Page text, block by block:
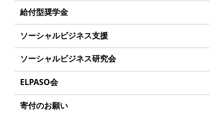
丸和育志会の目指す未来
学生のみなさんへ
起業を考えているみなさんへ
応援したいみなさんへ
理念
組織
年間スケジュール
定款
給付型奨学金
事業方針
募集要項
給付型奨学金とは
ソーシャルビジネス支援
事業方針
募集要項
ソーシャルビジネスとは
ソーシャルビジネス研究会
研究会のねらい
研究会一覧
ELPASO会
ELPASO会とは
寄付のお願い